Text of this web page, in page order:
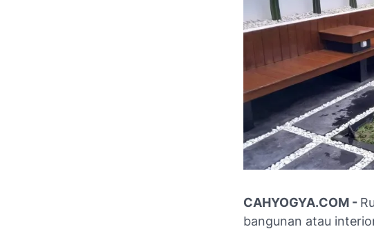
CAHYOGYA.COM -
bangunan atau